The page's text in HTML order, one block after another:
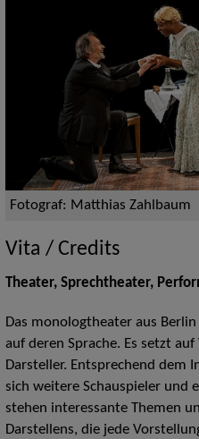
Fotograf: Matthias Zahlbaum
Vita / Credits
Theater, Sprechtheater,
Das monologtheater aus
auf deren Sprache. Es setzt
Darsteller. Entsprechend dem
sich weitere Schauspieler und
stehen interessante Themen
Darstellens, die jede